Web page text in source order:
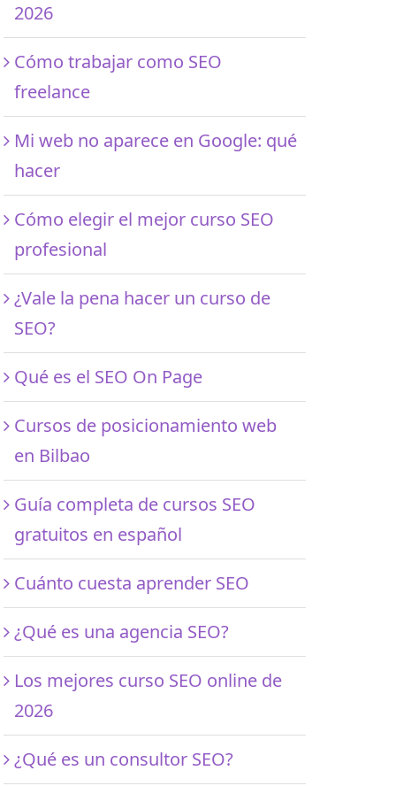
2026
Cómo trabajar como SEO
freelance
Mi web no aparece en Google: qué
hacer
Cómo elegir el mejor curso SEO
profesional
¿Vale la pena hacer un curso de
SEO?
Qué es el SEO On Page
Cursos de posicionamiento web
en Bilbao
Guía completa de cursos SEO
gratuitos en español
Cuánto cuesta aprender SEO
¿Qué es una agencia SEO?
Los mejores curso SEO online de
2026
¿Qué es un consultor SEO?